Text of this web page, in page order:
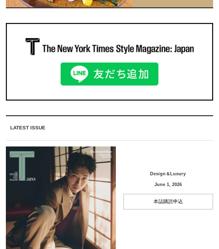
LATEST ISSUE
Design＆Luxury
June 1, 2026
本誌購読申込